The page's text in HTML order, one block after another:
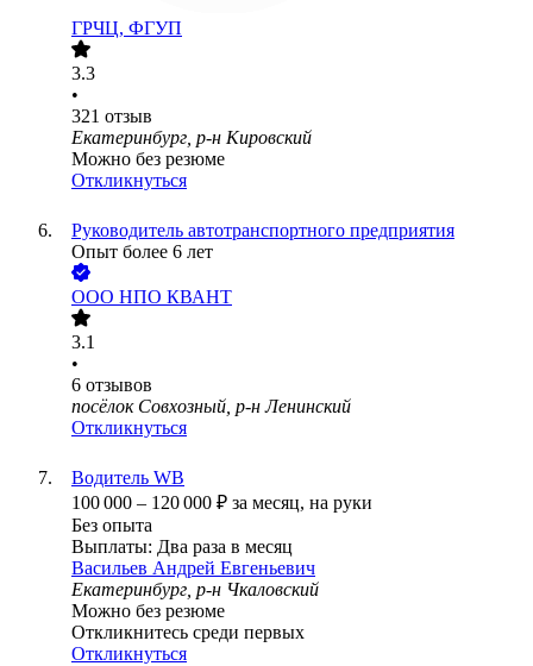
ГРЧЦ, ФГУП
3.3
•
321 отзыв
Екатеринбург, р-н Кировский
Можно без резюме
Откликнуться
Руководитель автотранспортного предприятия
Опыт более 6 лет
ООО НПО КВАНТ
3.1
•
6 отзывов
посёлок Совхозный, р-н Ленинский
Откликнуться
Водитель WB
100 000 – 120 000 ₽ за месяц, на руки
Без опыта
Выплаты: Два раза в месяц
Васильев Андрей Евгеньевич
Екатеринбург, р-н Чкаловский
Можно без резюме
Откликнитесь среди первых
Откликнуться